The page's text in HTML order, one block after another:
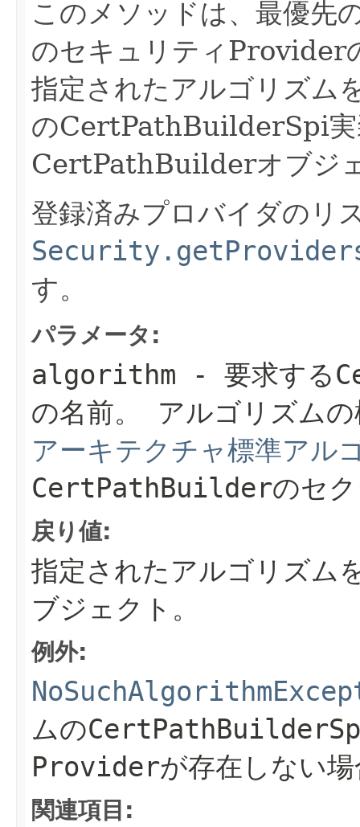
このメソッドは、最優先
のセキュリティProvider
指定されたアルゴリズム
のCertPathBuilderSpi実
CertPathBuilderオブジ
登録済みプロバイダのリ
す。
パラメータ:
algorithm - 要求する
の名前。
アルゴリズム
アーキテクチャ標準アル
CertPathBuilderのセク
戻り値:
指定されたアルゴリズム
ブジェクト。
例外:
ムの
Providerが存在しない場
関連項目: